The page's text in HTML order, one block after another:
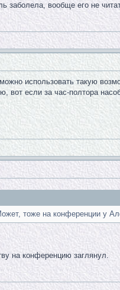
вообще его не
использовать такую
вот если за час-полтора
тоже на конференции у
на конференцию заглянул.